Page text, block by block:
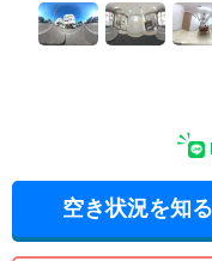
空き状況を知る